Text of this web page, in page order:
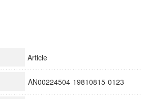
研究成果報告書
ディングプログラム「超成熟社会発展のサ
Article
AN00224504-19810815-0123